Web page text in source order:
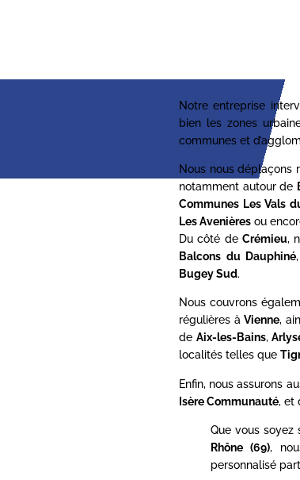
Notre entreprise
bien les zones
communes et
Nous nous
notamment autour de
Communes Les Vals
Les Avenièresou
Du côté de Crémieu,
Balcons du Dauphiné
Bugey Sud.
Nous couvrons
régulières àVienne,
de Aix-les-Bains,
localités telles que
Enfin, nous assurons
Isère Communauté, et
Que vous soyez
Rhône (69),
personnalisé